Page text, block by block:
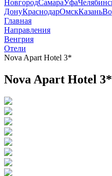
НовгородСамараУфа
ДонуКраснодарОмскКазань
Главная
Направления
Венгрия
Отели
Nova Apart Hotel 3*
Nova Apart Hotel 3*